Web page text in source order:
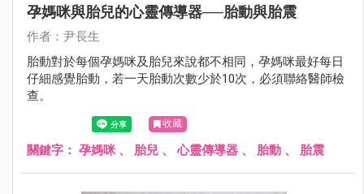
孕媽咪與胎兒的心靈傳導器──胎動與胎震
作者：尹長生
胎動對於每個孕媽咪及胎兒來說都不相同，孕媽咪最好每日
仔細感覺胎動，若一天胎動次數少於10次，必須聯絡醫師檢
查。
收藏
關鍵字： 孕媽咪、 胎兒 、心靈傳導器 、 胎動 、 胎震